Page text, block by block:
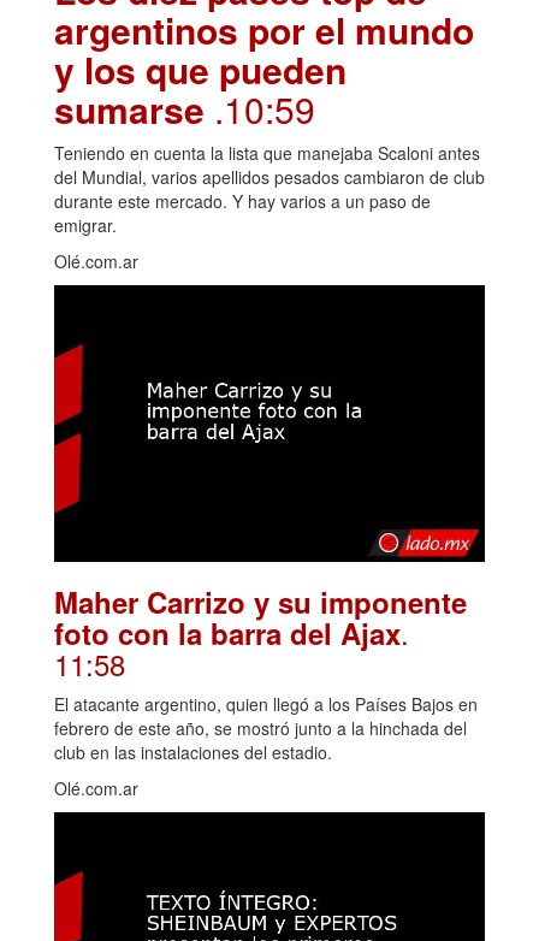
argentinos por el mundo
y los que pueden
sumarse .10:59
Teniendo en cuenta la lista que manejaba Scaloni antes
del Mundial, varios apellidos pesados cambiaron de club
durante este mercado. Y hay varios a un paso de
emigrar.
Olé.com.ar
Maher Carrizo y su imponente
foto con la barra del Ajax.
11:58
El atacante argentino, quien llegó a los Países Bajos en
febrero de este año, se mostró junto a la hinchada del
club en las instalaciones del estadio.
Olé.com.ar